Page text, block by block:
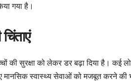
गया है।
की सुरक्षा को लेकर डर बढ़ा दिया है। कई
स्वास्थ्य सेवाओं को मजबूत करने की